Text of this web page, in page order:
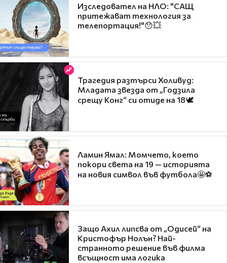
Изследовател на НЛО: "САЩ
притежават технология за
телепортация!"😯💥
Трагедия разтърси Холивуд:
Младата звезда от „Годзила
срещу Конг“ си отиде на 18🕊️
Ламин Ямал: Момчето, което
покори света на 19 — историята
на новия символ във футбола🤩⚽
Защо Ахил липсва от „Одисей“ на
Кристофър Нолън? Най-
странното решение във филма
всъщност има логика